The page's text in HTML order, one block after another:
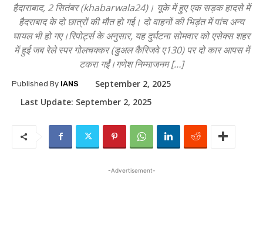
हैदाराबाद, 2 सितंबर (khabarwala24)। यूके में हुए एक सड़क हादसे में
हैदराबाद के दो छात्रों की मौत हो गई। दो वाहनों की भिड़ंत में पांच अन्य
घायल भी हो गए।रिपोर्ट्स के अनुसार, यह दुर्घटना सोमवार को एसेक्स शहर
में हुई जब रेले स्पर गोलचक्कर (डुअल कैरिजवे ए130) पर दो कार आपस में
टकरा गईं।गणेश निम्माजनम […]
Published By IANS
September 2, 2025
Last Update: September 2, 2025
-Advertisement-